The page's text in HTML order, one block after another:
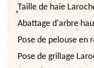
Taille de haie
Abattage d'arbre
Pose de pelouse en
Pose de grillage